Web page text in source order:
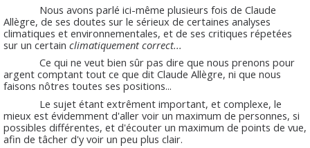
Nous avons parlé ici-même plusieurs fois de Claude
Allègre, de ses doutes sur le sérieux de certaines analyses
climatiques et environnementales, et de ses critiques répetées
sur un certain climatiquement correct...
Ce qui ne veut bien sûr pas dire que nous prenons pour
argent comptant tout ce que dit Claude Allègre, ni que nous
faisons nôtres toutes ses positions...
Le sujet étant extrêment important, et complexe, le
mieux est évidemment d'aller voir un maximum de personnes, si
possibles différentes, et d'écouter un maximum de points de vue,
afin de tâcher d'y voir un peu plus clair.